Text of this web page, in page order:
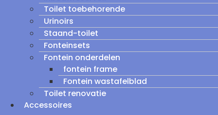
Toilet toebehorende
Urinoirs
Staand-toilet
Fonteinsets
Fontein onderdelen
fontein frame
Fontein wastafelblad
Toilet renovatie
Accessoires